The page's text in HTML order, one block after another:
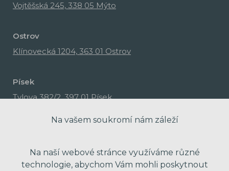
Vojtěšská 245, 338 05 Mýto
Ostrov
Klínovecká 1204, 363 01 Ostrov
Písek
Tylova 382/2, 397 01 Písek
Na vašem soukromí nám záleží
Na naší webové stránce využíváme různé
technologie, abychom Vám mohli poskytnout